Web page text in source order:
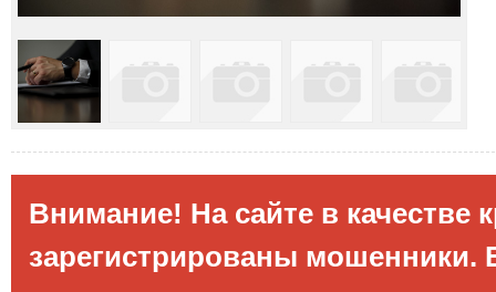
Внимание! На сайте в качестве
зарегистрированы мошенники.